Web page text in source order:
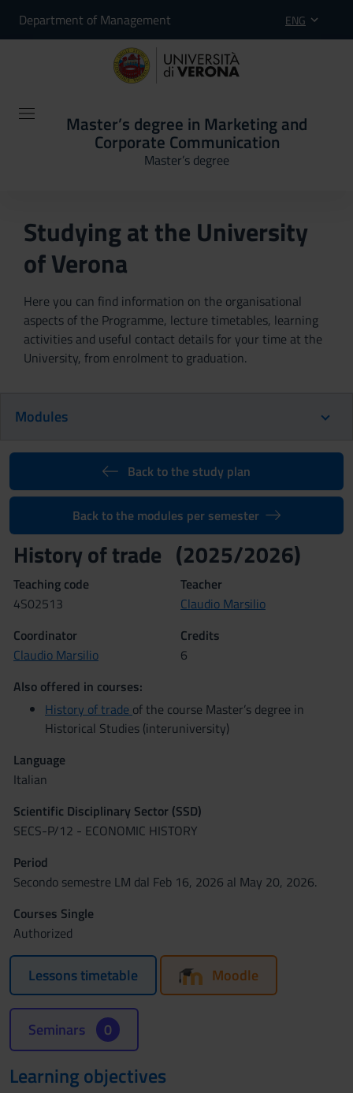
Department of Management ENG
Master’s degree in Marketing and
Corporate Communication
Master’s degree
Studying at the University
of Verona
Here you can find information on the organisational
aspects of the Programme, lecture timetables, learning
activities and useful contact details for your time at the
University, from enrolment to graduation.
Modules
Back to the study plan
Back to the modules per semester
History of trade (2025/2026)
Teaching code
4S02513
Teacher
Claudio Marsilio
Coordinator
Claudio Marsilio
Credits
6
Also offered in courses:
History of trade of the course Master’s degree in
Historical Studies (interuniversity)
Language
Italian
Scientific Disciplinary Sector (SSD)
SECS-P/12 - ECONOMIC HISTORY
Period
Secondo semestre LM dal Feb 16, 2026 al May 20, 2026.
Courses Single
Authorized
Lessons timetable Moodle
Seminars 0
Learning objectives